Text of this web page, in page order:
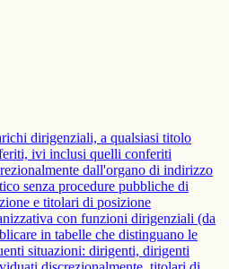
dirigenziali, a qualsiasi titolo
ivi inclusi quelli conferiti
dall'organo di indirizzo
senza procedure pubbliche di
e titolari di posizione
con funzioni dirigenziali (da
in tabelle che distinguano le
situazioni: dirigenti, dirigenti